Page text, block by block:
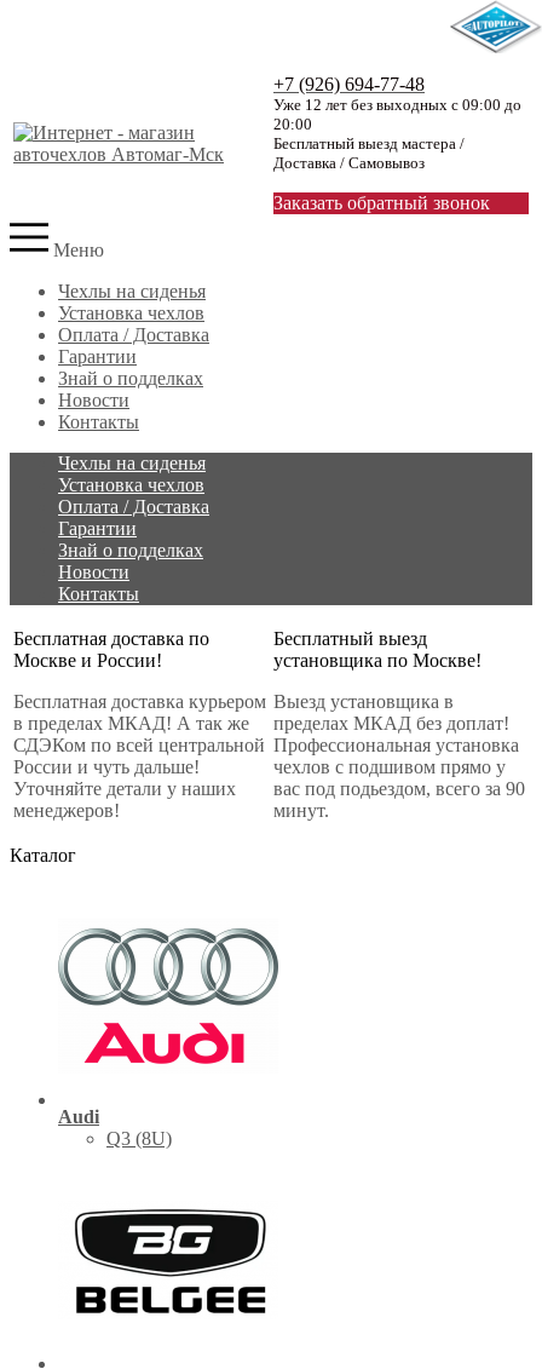
+7 (926) 694-77-48
Уже 12 лет без выходных с 09:00 до
20:00
Бесплатный выезд мастера /
Доставка / Самовывоз
Заказать обратный звонок
Меню
Чехлы на сиденья
Установка чехлов
Оплата / Доставка
Гарантии
Знай о подделках
Новости
Контакты
Чехлы на сиденья
Установка чехлов
Оплата / Доставка
Гарантии
Знай о подделках
Новости
Контакты
Бесплатная доставка по
Москве и России!
Бесплатная доставка курьером
в пределах МКАД! А так же
СДЭКом по всей центральной
России и чуть дальше!
Уточняйте детали у наших
менеджеров!
Бесплатный выезд
установщика по Москве!
Выезд установщика в
пределах МКАД без доплат!
Профессиональная установка
чехлов с подшивом прямо у
вас под подьездом, всего за 90
минут.
Каталог
Audi
Q3 (8U)